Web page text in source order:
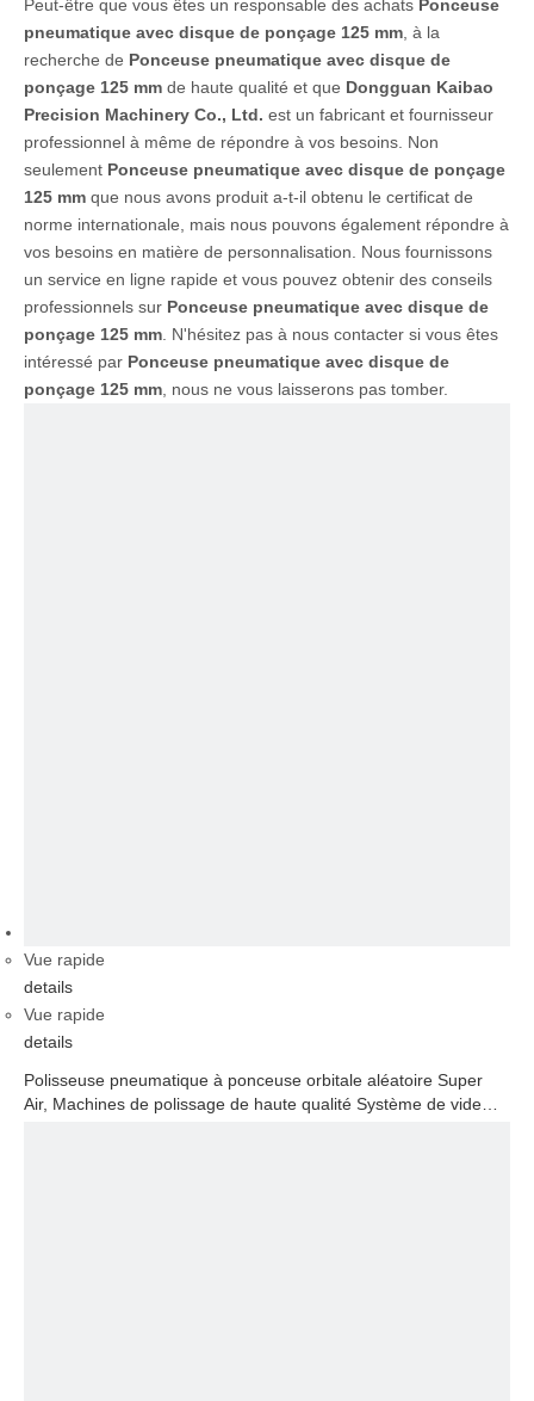
Peut-être que vous êtes un responsable des achats Ponceuse
pneumatique avec disque de ponçage 125 mm , à la
recherche de Ponceuse pneumatique avec disque de
ponçage 125 mm de haute qualité et que Dongguan Kaibao
Precision Machinery Co., Ltd. est un fabricant et fournisseur
professionnel à même de répondre à vos besoins. Non
seulement Ponceuse pneumatique avec disque de ponçage
125 mm que nous avons produit a-t-il obtenu le certificat de
norme internationale, mais nous pouvons également répondre à
vos besoins en matière de personnalisation. Nous fournissons
un service en ligne rapide et vous pouvez obtenir des conseils
professionnels sur Ponceuse pneumatique avec disque de
ponçage 125 mm . N'hésitez pas à nous contacter si vous êtes
intéressé par Ponceuse pneumatique avec disque de
ponçage 125 mm , nous ne vous laisserons pas tomber.
Vue rapide
details
Vue rapide
details
Polisseuse pneumatique à ponceuse orbitale aléatoire Super
Air, Machines de polissage de haute qualité Système de vide